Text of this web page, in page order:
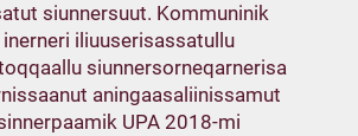
siunnersuut. Kommuninik
iliuuserisassatullu
siunnersorneqarnerisa
aningaasaliinissamut
UPA 2018-mi